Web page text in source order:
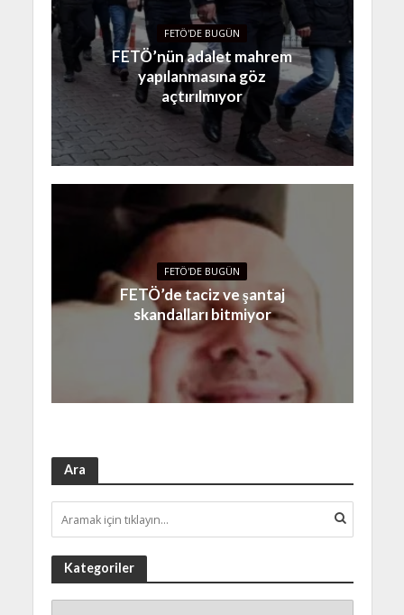
FETÖ'DE BUGÜN
FETÖ’nün adalet mahrem
yapılanmasına göz
açtırılmıyor
FETÖ'DE BUGÜN
FETÖ’de taciz ve şantaj
skandalları bitmiyor
Ara
Kategoriler